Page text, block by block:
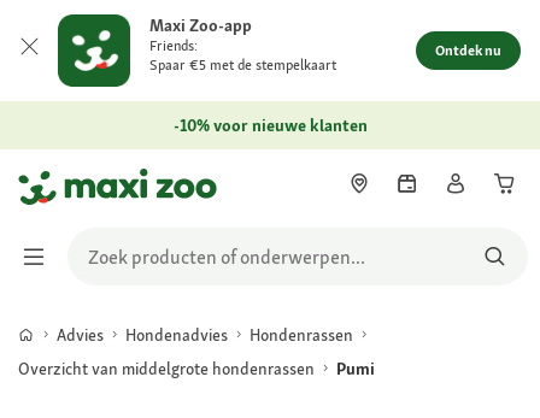
Maxi Zoo-app
Friends:
Spaar €5 met de stempelkaart
Ontdek nu
-10% voor nieuwe klanten
Advies Hondenadvies
Hondenrassen
Overzicht van middelgrote hondenrassen
Pumi